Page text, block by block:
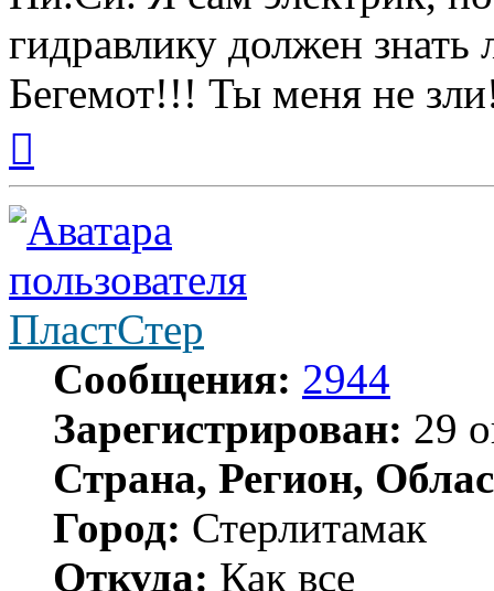
гидравлику должен знать
Бегемот!!! Ты меня не
началу
ПластСтер
Сообщения: 2944
Зарегистрирован: 29
Страна, Регион,
Город: Стерлитамак
Откуда: Как все